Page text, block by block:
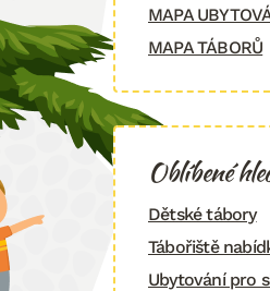
MAPA
MAPA TÁBORŮ
Oblíbené
Dětské tábory
Tábořiště
Ubytování pro